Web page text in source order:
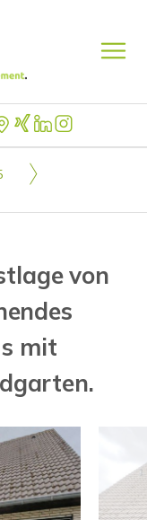
von
mit